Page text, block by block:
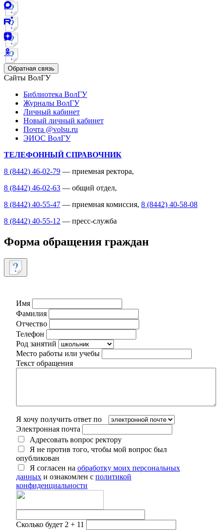
Обратная связь
Сайты ВолГУ
Библиотека ВолГУ
Журналы ВолГУ
Личный кабинет
Новый личный кабинет
Почта @volsu.ru
ЭИОС ВолГУ
ТЕЛЕФОННЫЙ СПРАВОЧНИК
8 (8442) 46-02-79 — приемная ректора,
8 (8442) 46-02-63 — общий отдел,
8 (8442) 40-55-47 — приемная комиссия, 8 (8442) 40-58-08
8 (8442) 40-55-12 — пресс-служба
Форма обращения граждан
Имя
Фамилия
Отчество
Телефон
Род занятий
Место работы или учебы
Текст обращения
Я хочу получить ответ по
Электронная почта
Адресовать вопрос ректору
Я не против того, чтобы мой вопрос был
опубликован
Я согласен на обработку моих персональных
данных и ознакомлен с политикой
конфиденциальности
Сколько будет 2 + 11